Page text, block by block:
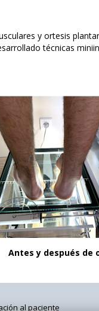
y ortesis
técnicas
y después de
al paciente